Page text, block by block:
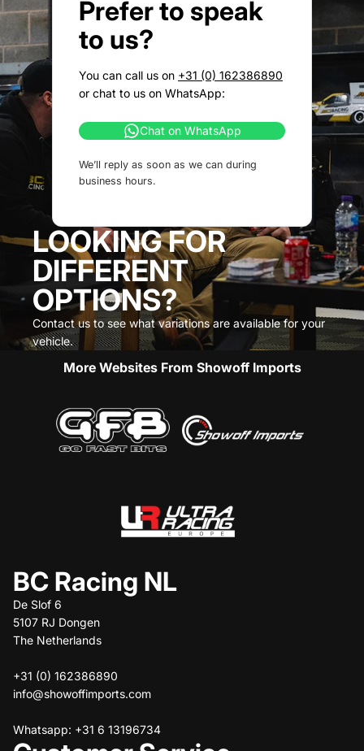
Prefer to speak
to us?
You can call us on +31 (0) 162386890
or chat to us on WhatsApp:
Chat on WhatsApp
We’ll reply as soon as we can during
business hours.
LOOKING FOR
DIFFERENT
OPTIONS?
Contact us to see what variations are available for your
vehicle.
More Websites From Showoff Imports
BC Racing NL
De Slof 6
5107 RJ Dongen
The Netherlands
+31 (0) 162386890
info@showoffimports.com
Whatsapp: +31 6 13196734